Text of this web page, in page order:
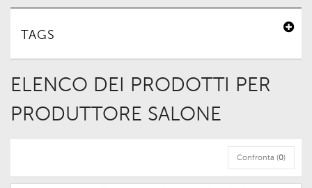
TAGS
ELENCO DEI PRODOTTI PER
PRODUTTORE SALONE
Confronta (0)